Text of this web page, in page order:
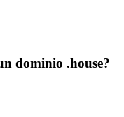
dominio .house?